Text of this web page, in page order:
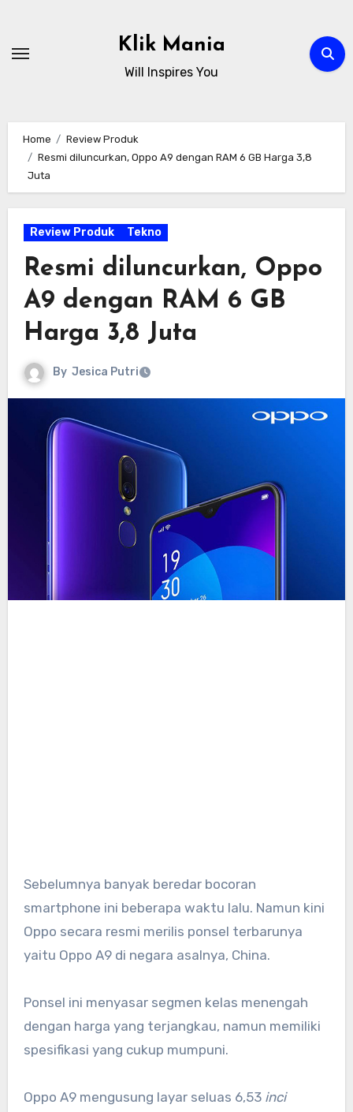
content
Klik Mania
Will Inspires You
Home
Review Produk
Resmi diluncurkan, Oppo A9 dengan RAM 6 GB Harga 3,8
Juta
Review Produk Tekno
Resmi diluncurkan, Oppo
A9 dengan RAM 6 GB
Harga 3,8 Juta
By Jesica Putri
Sebelumnya banyak beredar bocoran
smartphone ini beberapa waktu lalu. Namun kini
Oppo secara resmi merilis ponsel terbarunya
yaitu Oppo A9 di negara asalnya, China.
Ponsel ini menyasar segmen kelas menengah
dengan harga yang terjangkau, namun memiliki
spesifikasi yang cukup mumpuni.
Oppo A9 mengusung layar seluas 6,53 inci